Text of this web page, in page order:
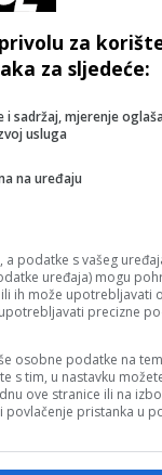
samo jednu raketu
za
za sljedeće:
sadržaj, mjerenje
usluga
na uređaju
podatke s vašeg
uređaja) mogu
ih može upotrebljavati
precizne
osobne podatke na
s tim, u nastavku
ove stranice ili na
pristanka u